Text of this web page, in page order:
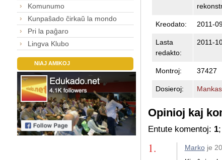
Komunumo
Kunpaŝado ĉirkaŭ la mondo
Pri la paĝaro
Lingva Klubo
NIAJ AMIKOJ
Kreodato: 2011-
Lasta
redakto:
2011-
Montroj: 37427
Dosieroj:
Opinioj kaj
Entute komentoj: 1
1. Markoje